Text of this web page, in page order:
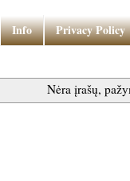
Info Privacy Policy
Nėra įrašų,